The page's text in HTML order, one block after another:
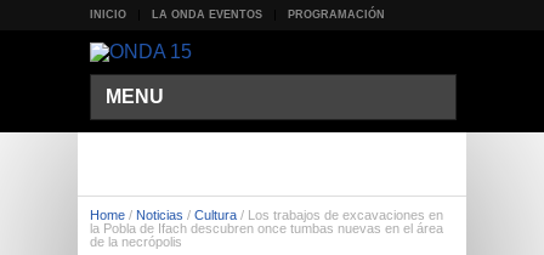
INICIO LA ONDA EVENTOS PROGRAMACIÓN
MENU
Home / Noticias / Cultura / Los trabajos de excavaciones en
la Pobla de Ifach descubren once tumbas nuevas en el área
de la necrópolis